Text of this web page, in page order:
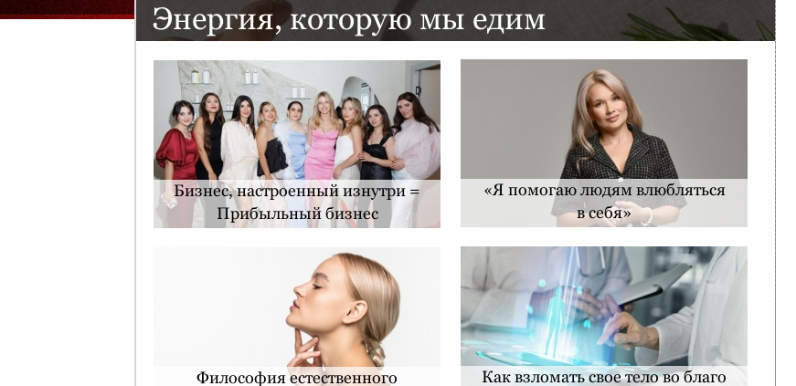
Энергия, которую мы едим
Бизнес, настроенный изнутри =
Прибыльный бизнес
«Я помогаю людям влюбляться
в себя»
Философия естественного
Как взломать свое тело во благо